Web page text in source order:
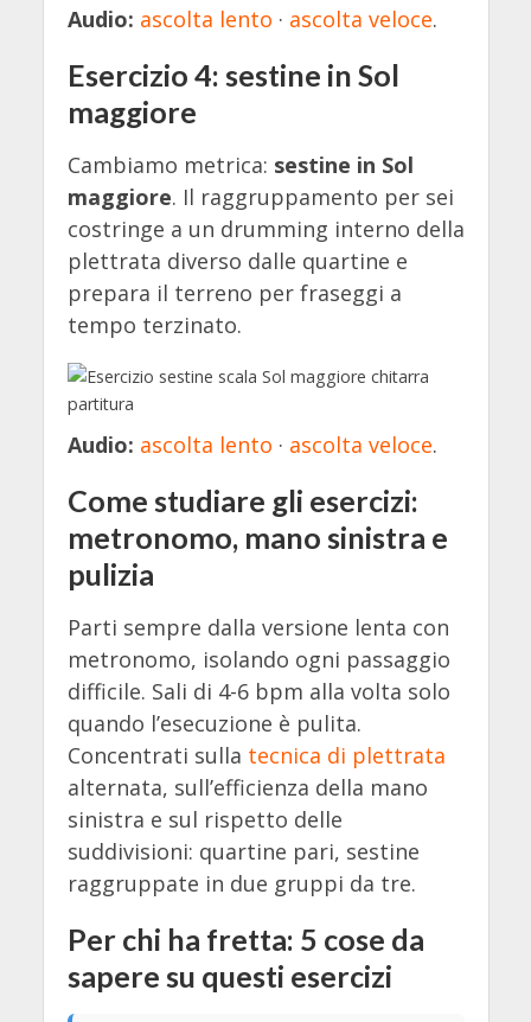
Audio: ascolta lento · ascolta veloce.
Esercizio 4: sestine in Sol
maggiore
Cambiamo metrica: sestine in Sol
maggiore. Il raggruppamento per sei
costringe a un drumming interno della
plettrata diverso dalle quartine e
prepara il terreno per fraseggi a
tempo terzinato.
Audio: ascolta lento · ascolta veloce.
Come studiare gli esercizi:
metronomo, mano sinistra e
pulizia
Parti sempre dalla versione lenta con
metronomo, isolando ogni passaggio
difficile. Sali di 4-6 bpm alla volta solo
quando l’esecuzione è pulita.
Concentrati sulla tecnica di plettrata
alternata, sull’efficienza della mano
sinistra e sul rispetto delle
suddivisioni: quartine pari, sestine
raggruppate in due gruppi da tre.
Per chi ha fretta: 5 cose da
sapere su questi esercizi